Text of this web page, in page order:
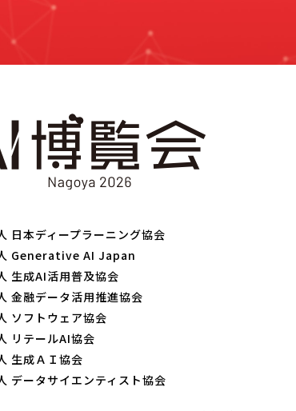
日本ディープラーニング協会
Generative AI Japan
生成AI活用普及協会
金融データ活用推進協会
ソフトウェア協会
リテールAI協会
生成ＡＩ協会
データサイエンティスト協会